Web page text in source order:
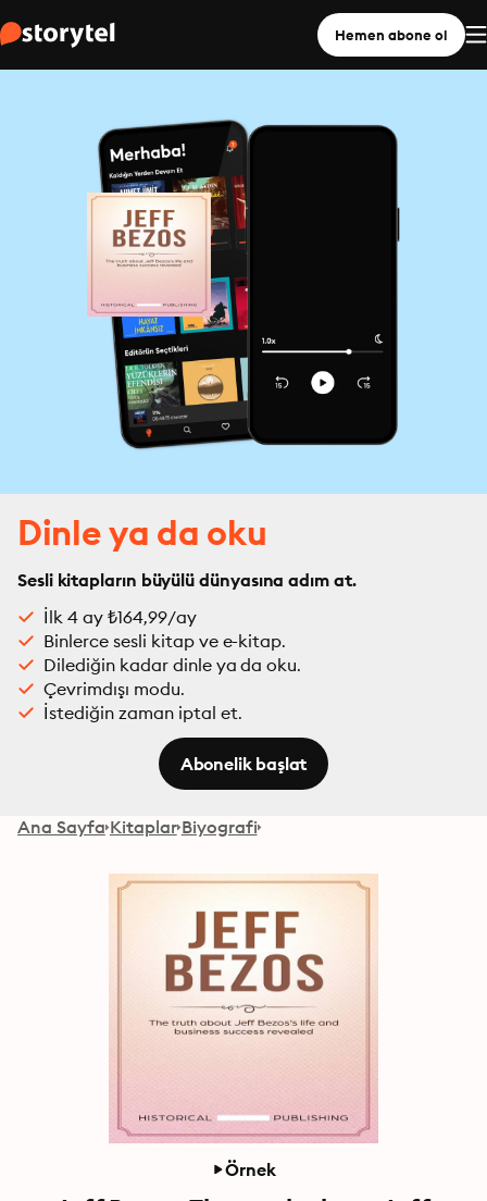
Hemen abone ol
Dinle ya da oku
Sesli kitapların büyülü dünyasına adım at.
İlk 4 ay ₺164,99/ay
Binlerce sesli kitap ve e-kitap.
Dilediğin kadar dinle ya da oku.
Çevrimdışı modu.
İstediğin zaman iptal et.
Abonelik başlat
Ana Sayfa Kitaplar Biyografi
Örnek